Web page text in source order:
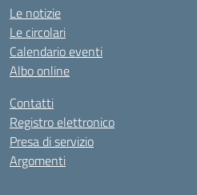
Le notizie
Le circolari
Calendario eventi
Albo online
Contatti
Registro elettronico
Presa di servizio
Argomenti